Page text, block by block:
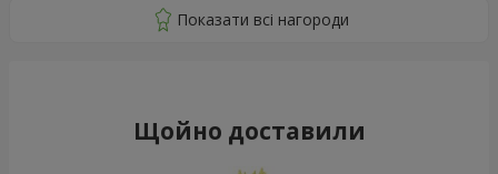
Щойно доставили